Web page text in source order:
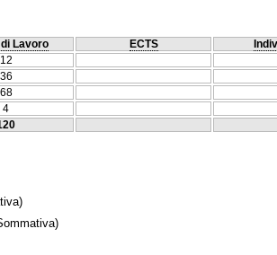
Lavoro ECTS
12
36
68
4